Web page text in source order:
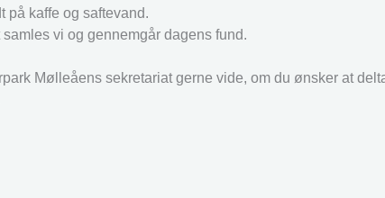
på kaffe og saftevand.
vi og gennemgår dagens fund.
Mølleåens sekretariat gerne vide, om du ønsker at